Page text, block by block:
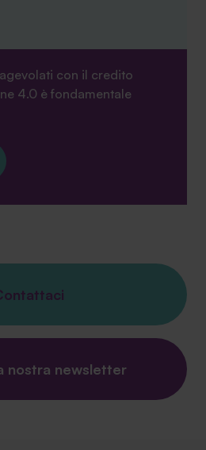
con il credito
4.0 è fondamentale
nostra newsletter